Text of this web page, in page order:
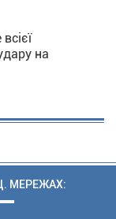
на
МЕРЕЖАХ: